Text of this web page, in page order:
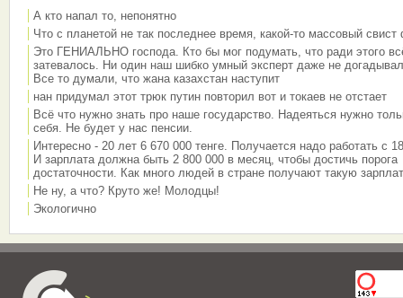
А кто напал то, непонятно
Что с планетой не так последнее время, какой-то массовый свист
Это ГЕНИАЛЬНО господа. Кто бы мог подумать, что ради этого
затевалось. Ни один наш шибко умный эксперт даже не
Все то думали, что жана казахстан наступит
нан придумал этот трюк путин повторил вот и токаев не отстает
Всё что нужно знать про наше государство. Надеяться нужно
себя. Не будет у нас пенсии.
Интересно - 20 лет 6 670 000 тенге. Получается надо работать с
И зарплата должна быть 2 800 000 в месяц, чтобы достичь порога
достаточности. Как много людей в стране получают такую
Не ну, а что? Круто же! Молодцы!
Экологично